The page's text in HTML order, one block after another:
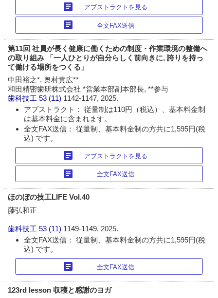
article アブストラクトを見る
article 全文FAX送信
第11回 社員が長く健康に働くための制度・作業環境の整備へ
の取り組み 「一人ひとりが自分らしく前向きに, 誇りを持っ
て働ける場所をつくる」
中田裕之*, 奥村貴広**
和田精密歯研株式会社 *営業本部副本部長, **参与
歯科技工 53 (11) 1142-1147, 2025.
アブストラクト： 従量制は110円（税込）、基本料金制
は基本料金に含まれます。
全文FAX送信： 従量制、基本料金制の方共に1,595円(税
込) です。
article アブストラクトを見る
article 全文FAX送信
ほのぼの技工LIFE Vol.40
藤弘和正
歯科技工 53 (11) 1149-1149, 2025.
全文FAX送信： 従量制、基本料金制の方共に1,595円(税
込) です。
article 全文FAX送信
123rd lesson 収穫と感謝のヨガ